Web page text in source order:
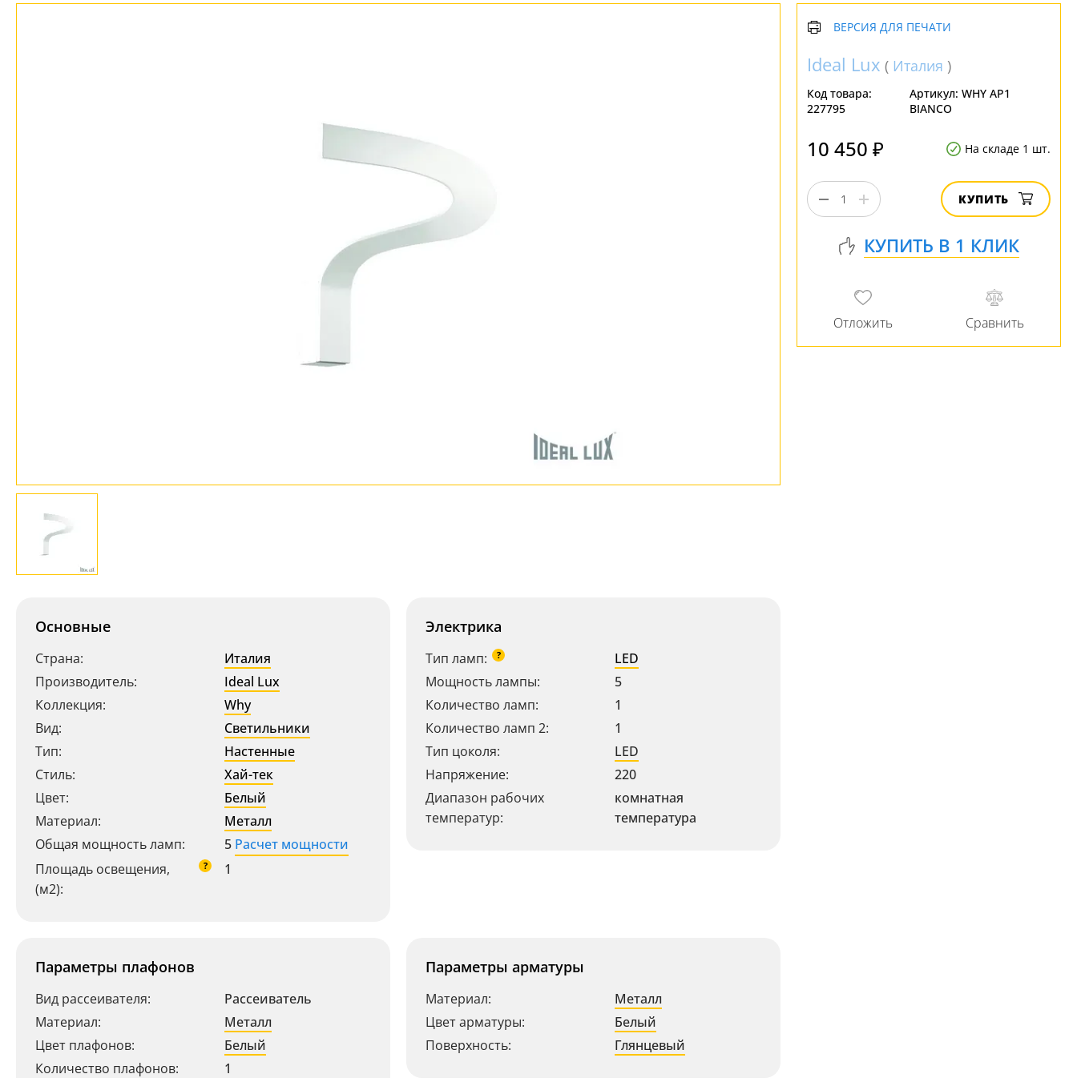
Основные
Страна:
Италия
Производитель:
Ideal Lux
Коллекция:
Why
Вид:
Светильники
Тип:
Настенные
Стиль:
Хай-тек
Цвет:
Белый
Материал:
Металл
Общая мощность ламп:
5 Расчет мощности
Площадь освещения,
(м2):
? 1
Электрика
Тип ламп: ?
LED
Мощность лампы:
5
Количество ламп:
1
Количество ламп 2:
1
Тип цоколя:
LED
Напряжение:
220
Диапазон рабочих
температур:
комнатная
температура
Параметры плафонов
Вид рассеивателя:
Рассеиватель
Материал:
Металл
Цвет плафонов:
Белый
Количество плафонов:
1
Параметры арматуры
Материал:
Металл
Цвет арматуры:
Белый
Поверхность:
Глянцевый
ВЕРСИЯ ДЛЯ ПЕЧАТИ
Ideal Lux ( Италия )
Код товара:
227795
Артикул: WHY AP1
BIANCO
10 450 ₽ На складе 1 шт.
КУПИТЬ